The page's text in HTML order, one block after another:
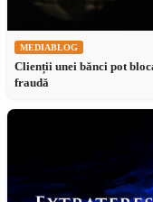
MEDIABLOG
Clienții unei bănci pot
fraudă